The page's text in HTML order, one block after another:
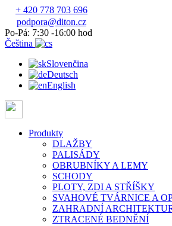
+ 420 778 703 696
podpora@diton.cz
Po-Pá: 7:30 -16:00 hod
Čeština
Slovenčina
Deutsch
English
Produkty
DLAŽBY
PALISÁDY
OBRUBNÍKY A LEMY
SCHODY
PLOTY, ZDI A STŘÍŠKY
SVAHOVÉ TVÁRNICE A
ZAHRADNÍ
ZTRACENÉ BEDNĚNÍ